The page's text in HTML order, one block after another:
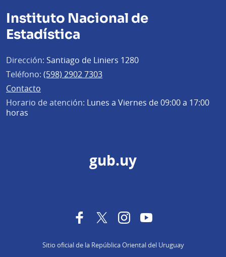
Instituto Nacional de
Estadística
Dirección: Santiago de Liniers 1280
Teléfono: (598) 2902 7303
Contacto
Horario de atención: Lunes a Viernes de 09:00 a 17:00
horas
gub.uy
FacebookTwitterInstagramYouTube
Sitio oficial de la República Oriental del Uruguay